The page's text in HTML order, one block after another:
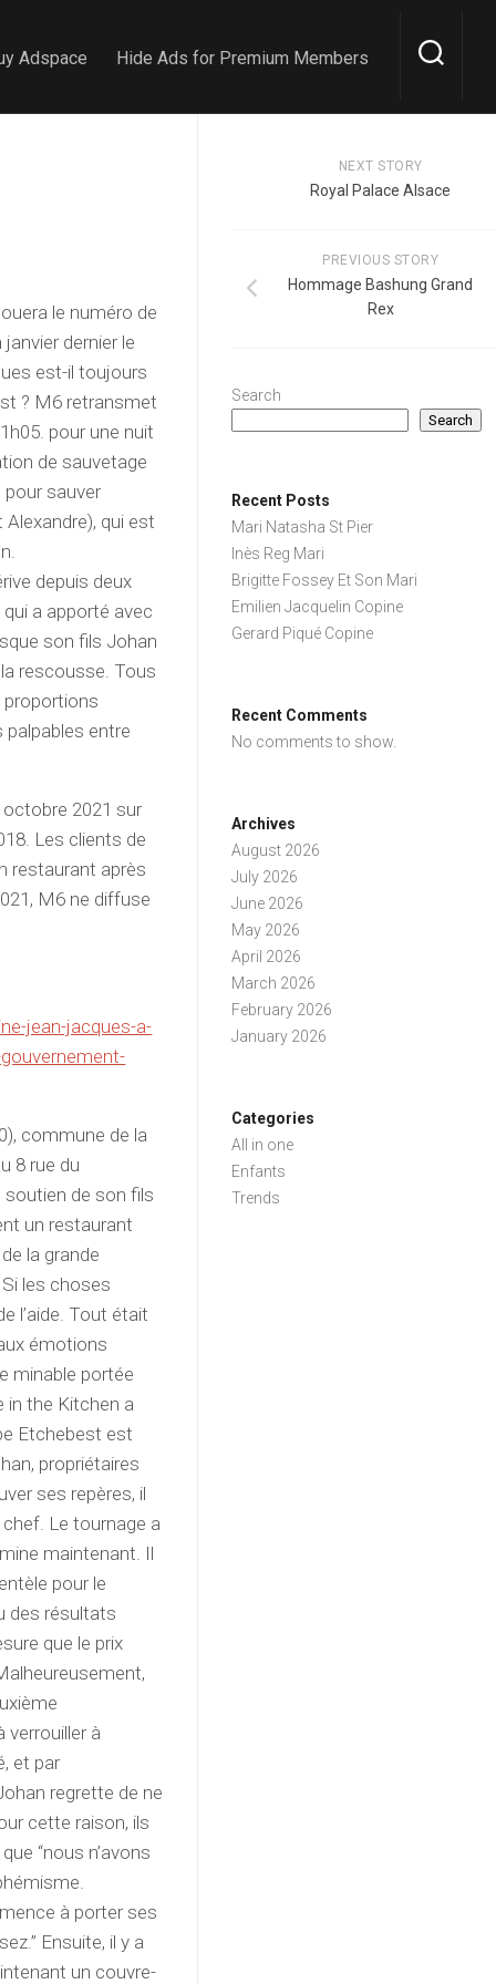
Adspace Hide Ads for Premium Members
le numéro de
dernier le
est-il toujours
? M6 retransmet
pour une nuit
de sauvetage
pour sauver
Alexandre), qui est
depuis deux
a apporté avec
son fils Johan
rescousse. Tous
proportions
entre
2021 sur
Les clients de
restaurant après
M6 ne diffuse
jean-jacques-a-
commune de la
8 rue du
soutien de son fils
un restaurant
la grande
les choses
l’aide. Tout était
émotions
minable portée
in the Kitchen a
Etchebest est
propriétaires
ses repères, il
chef. Le tournage a
maintenant. Il
pour le
des résultats
que le prix
verrouiller à
et par
regrette de ne
cette raison, ils
“nous n’avons
à porter ses
Ensuite, il y a
un couvre-
NEXT STORY
Royal Palace Alsace
PREVIOUS STORY
Hommage Bashung Grand
Rex
Search
Search
Recent Posts
Mari Natasha St Pier
Inès Reg Mari
Brigitte Fossey Et Son Mari
Emilien Jacquelin Copine
Gerard Piqué Copine
Recent Comments
No comments to show.
Archives
August 2026
July 2026
June 2026
May 2026
April 2026
March 2026
February 2026
January 2026
Categories
All in one
Enfants
Trends